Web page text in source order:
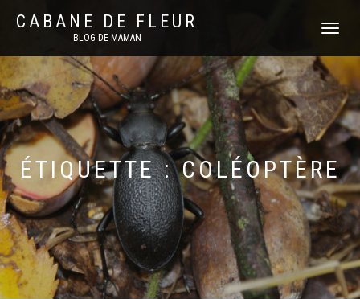
CABANE DE FLEUR
BLOG DE MAMAN
DÉPLIER
ÉTIQUETTE :COLÉOPTÈRE